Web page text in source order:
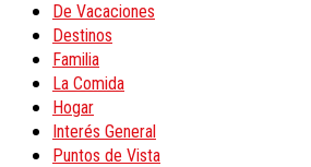
De Vacaciones
Destinos
Familia
La Comida
Hogar
Interés General
Puntos de Vista